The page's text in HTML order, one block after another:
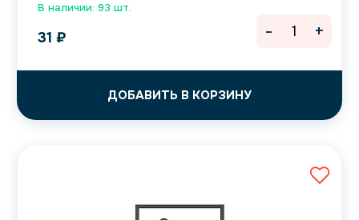
В наличии: 93 шт.
31 ₽
ДОБАВИТЬ В КОРЗИНУ
- +